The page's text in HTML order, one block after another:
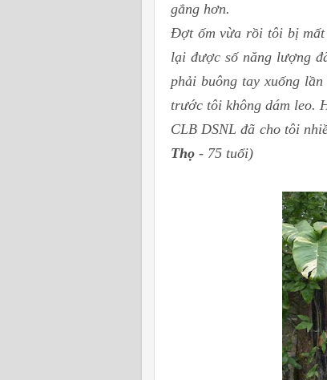
gắng hơn.
Đợt ốm vừa rồi tôi bị mất
lại được số năng lượng
phải buông tay xuống
trước tôi không dám leo.
CLB DSNL đã cho tôi
Thọ - 75 tuổi)